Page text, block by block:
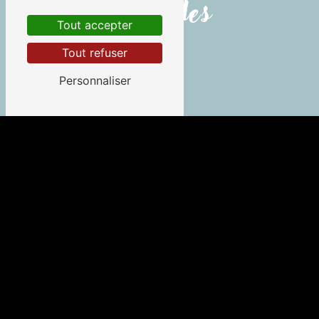
ces villes
Tout accepter
Tout refuser
Personnaliser